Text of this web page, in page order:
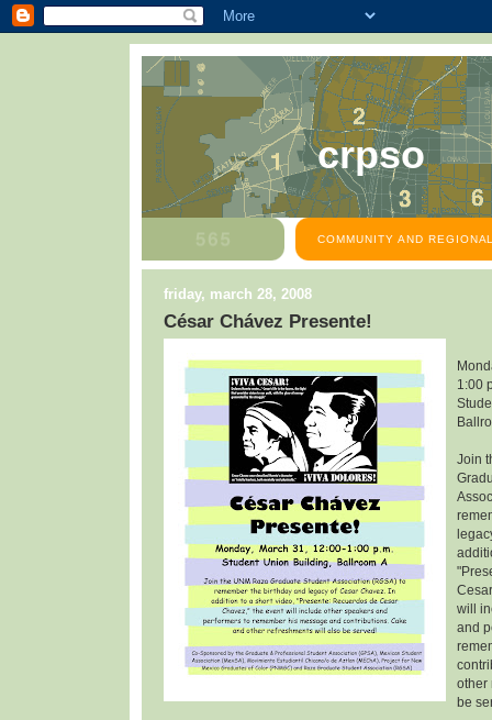
crpso
COMMUNITY AND
friday, march 28, 2008
César Chávez Presente!
1:00
Join
will
and
other
be